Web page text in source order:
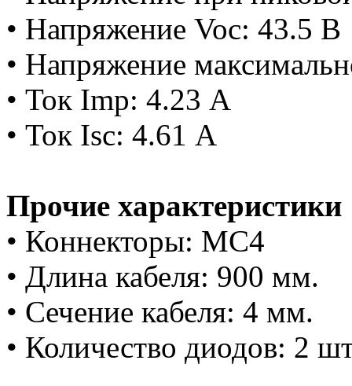
• Напряжение Voc: 43.5 В
• Напряжение
• Ток Imp: 4.23 А
• Ток Isc: 4.61 А
Прочие характеристики
• Коннекторы: MC4
• Длина кабеля: 900 мм.
• Сечение кабеля: 4 мм.
• Количество диодов: 2